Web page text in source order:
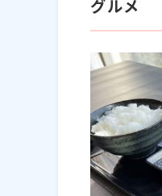
グルメ